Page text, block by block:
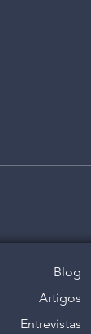
Blog
Artigos
Entrevistas